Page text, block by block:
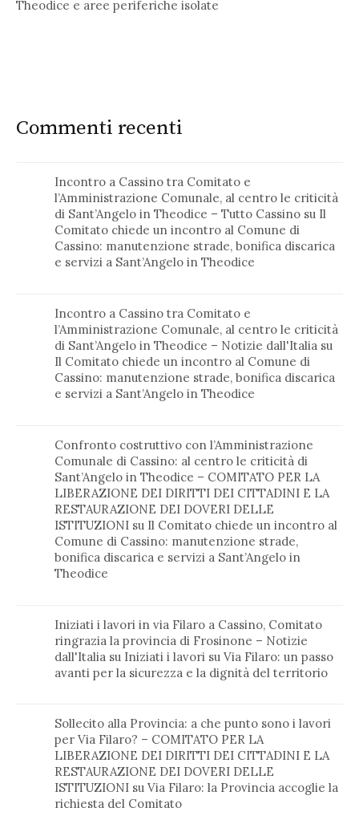
Theodice e aree periferiche isolate
Commenti recenti
Incontro a Cassino tra Comitato e
l’Amministrazione Comunale, al centro le criticità
di Sant’Angelo in Theodice – Tutto Cassino su Il
Comitato chiede un incontro al Comune di
Cassino: manutenzione strade, bonifica discarica
e servizi a Sant’Angelo in Theodice
Incontro a Cassino tra Comitato e
l’Amministrazione Comunale, al centro le criticità
di Sant’Angelo in Theodice – Notizie dall'Italia su
Il Comitato chiede un incontro al Comune di
Cassino: manutenzione strade, bonifica discarica
e servizi a Sant’Angelo in Theodice
Confronto costruttivo con l’Amministrazione
Comunale di Cassino: al centro le criticità di
Sant’Angelo in Theodice – COMITATO PER LA
LIBERAZIONE DEI DIRITTI DEI CITTADINI E LA
RESTAURAZIONE DEI DOVERI DELLE
ISTITUZIONI su Il Comitato chiede un incontro al
Comune di Cassino: manutenzione strade,
bonifica discarica e servizi a Sant’Angelo in
Theodice
Iniziati i lavori in via Filaro a Cassino, Comitato
ringrazia la provincia di Frosinone – Notizie
dall'Italia su Iniziati i lavori su Via Filaro: un passo
avanti per la sicurezza e la dignità del territorio
Sollecito alla Provincia: a che punto sono i lavori
per Via Filaro? – COMITATO PER LA
LIBERAZIONE DEI DIRITTI DEI CITTADINI E LA
RESTAURAZIONE DEI DOVERI DELLE
ISTITUZIONI suVia Filaro: la Provincia accoglie la
richiesta del Comitato